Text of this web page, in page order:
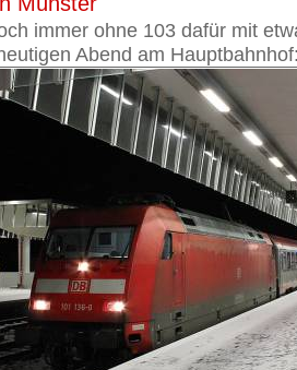
immer ohne 103 dafür mit
Abend am